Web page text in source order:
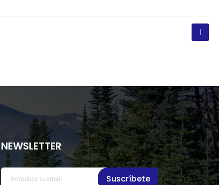
1
NEWSLETTER
Suscríbete